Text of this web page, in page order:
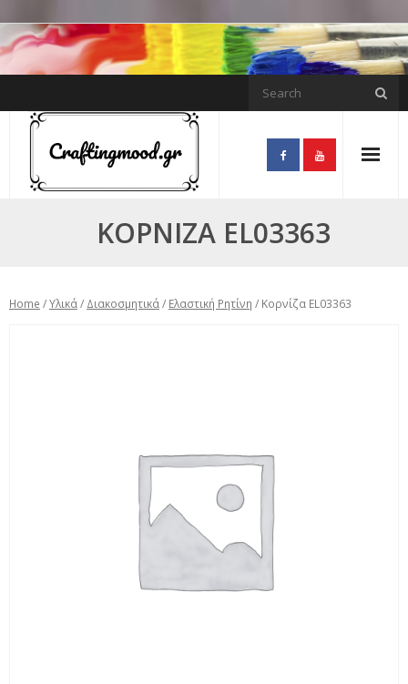
Skip
to
content
ΚΟΡΝΊΖΑ EL03363
Home /Υλικά/ Διακοσμητικά/ Ελαστική Ρητίνη / Κορνίζα EL03363